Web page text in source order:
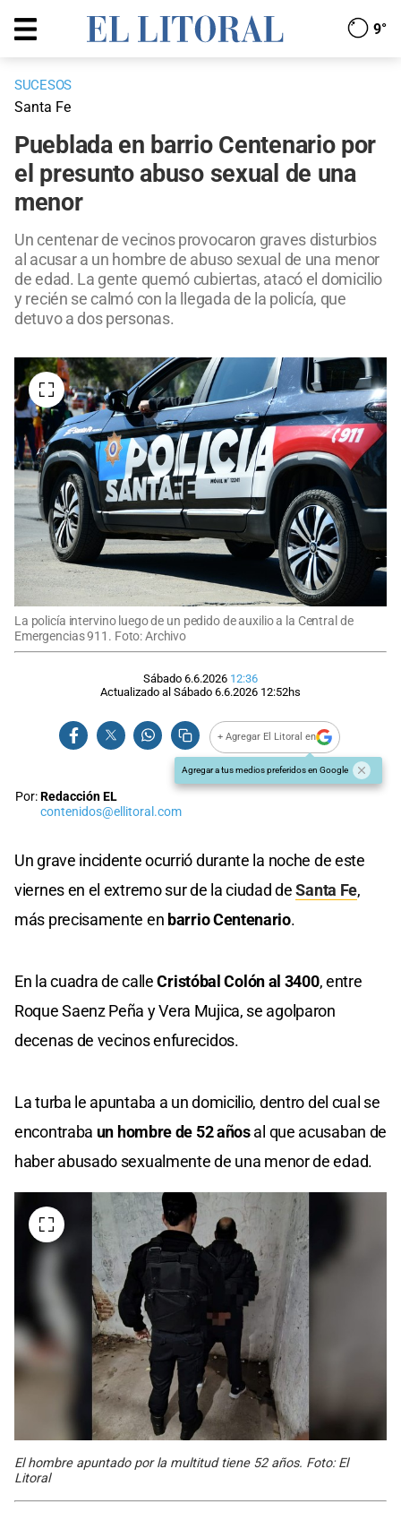
9°
SUCESOS
Santa Fe
Pueblada en barrio Centenario por
el presunto abuso sexual de una
menor
Un centenar de vecinos provocaron graves disturbios
al acusar a un hombre de abuso sexual de una menor
de edad. La gente quemó cubiertas, atacó el domicilio
y recién se calmó con la llegada de la policía, que
detuvo a dos personas.
La policía intervino luego de un pedido de auxilio a la Central de
Emergencias 911. Foto: Archivo
Sábado 6.6.2026 12:36
Actualizado al Sábado 6.6.2026 12:52hs
+ Agregar El Litoral en
Agregar a tus medios preferidos en Google
Por:Redacción EL
contenidos@ellitoral.com
Un grave incidente ocurrió durante la noche de este
viernes en el extremo sur de la ciudad deSanta Fe,
más precisamente en barrio Centenario.
En la cuadra de calleCristóbal Colón al 3400, entre
Roque Saenz Peña y Vera Mujica, se agolparon
decenas de vecinos enfurecidos.
La turba le apuntaba a un domicilio, dentro del cual se
encontraba un hombre de 52 añosal que acusaban de
haber abusado sexualmente de una menor de edad.
El hombre apuntado por la multitud tiene 52 años. Foto: El
Litoral